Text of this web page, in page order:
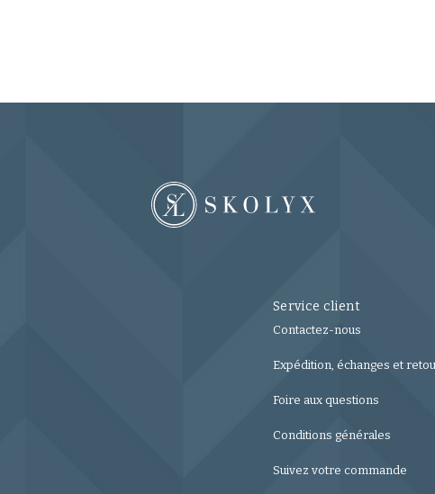
Service client
Contactez-nous
Expédition, échanges et
Foire aux questions
Conditions générales
Suivez votre commande